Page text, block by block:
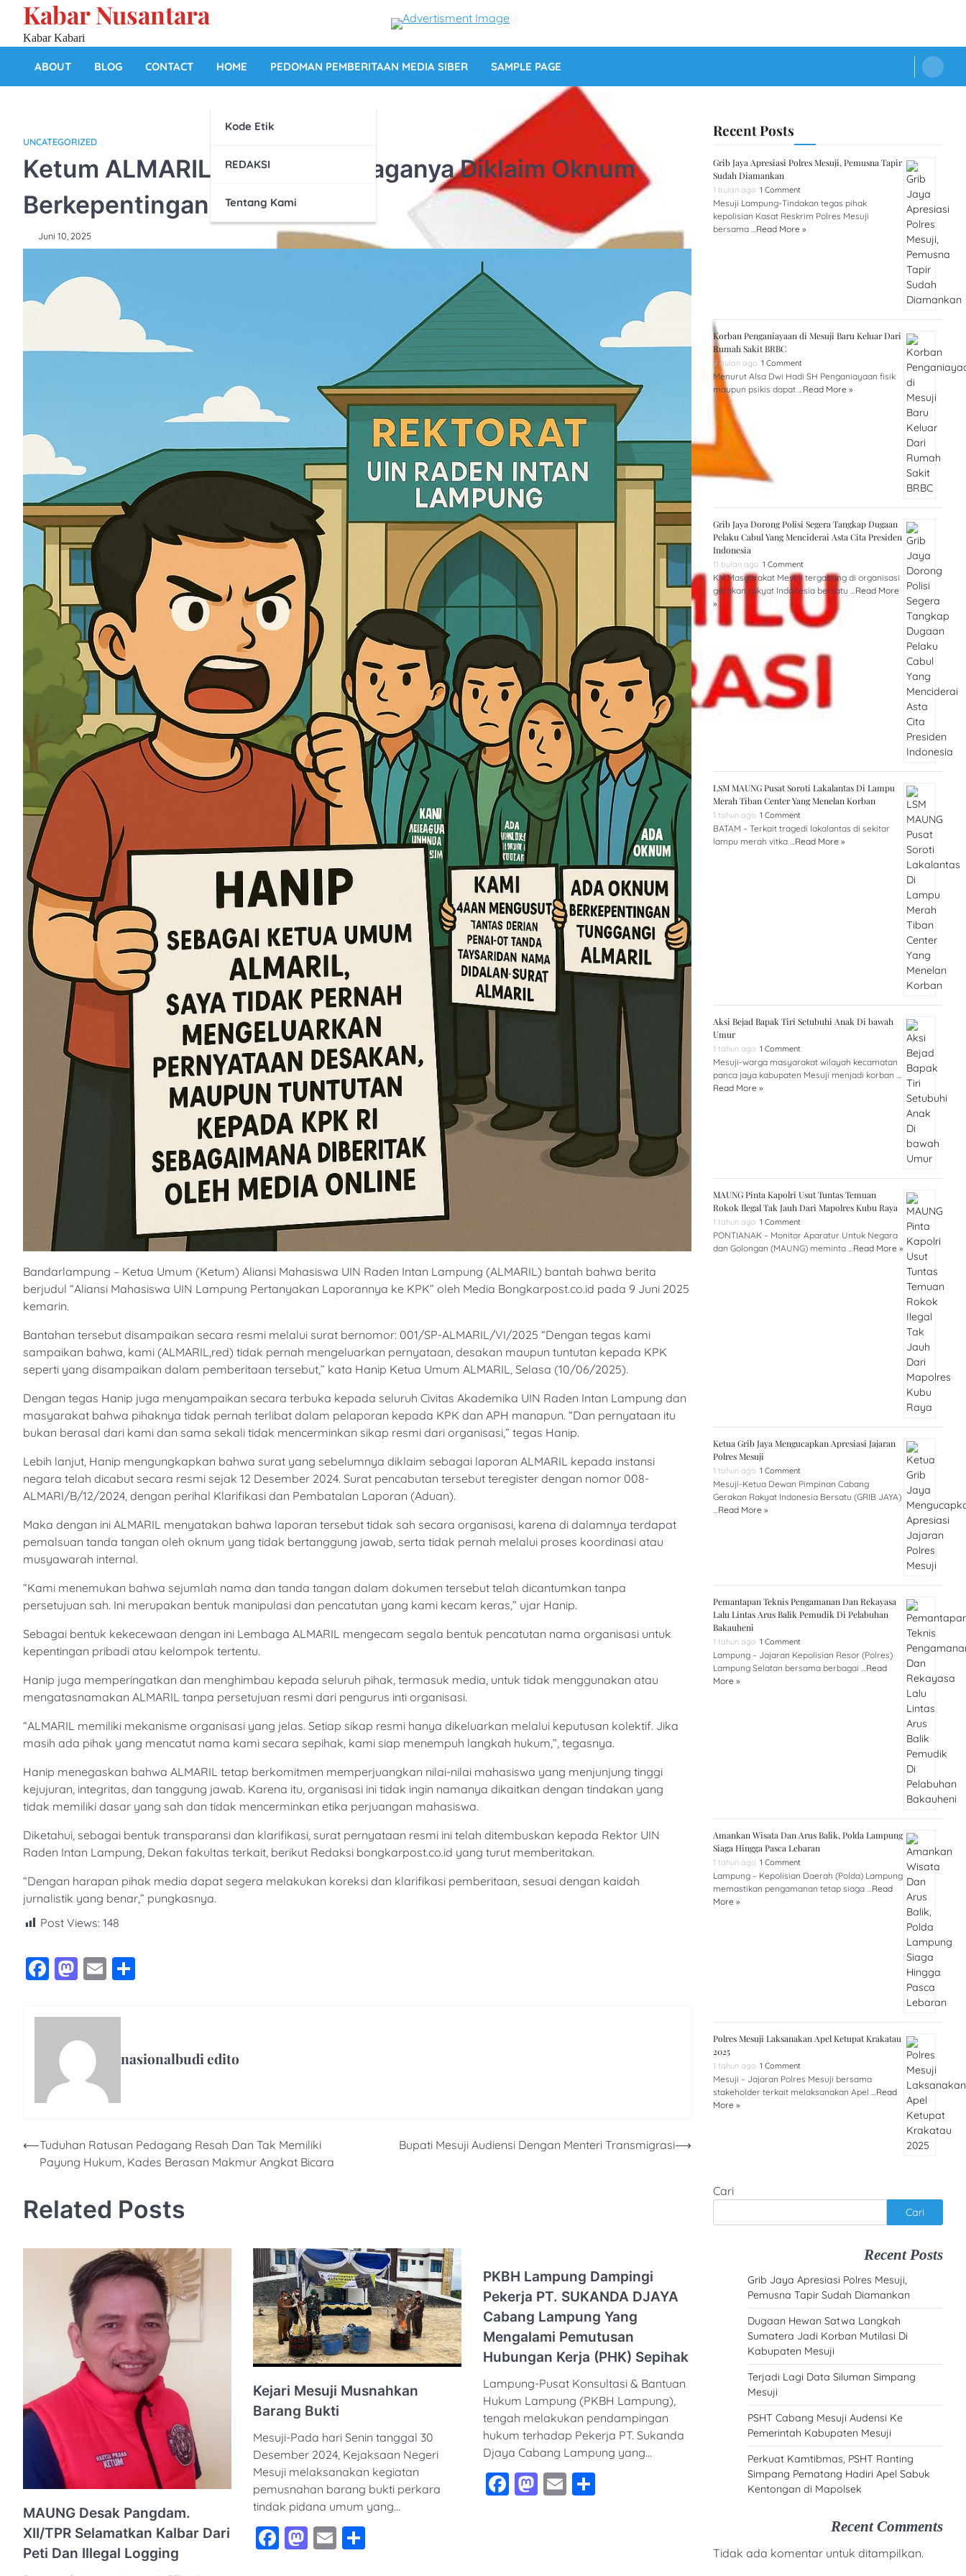
content
Kabar Nusantara
Kabar Kabari
ABOUT BLOG CONTACT HOME
Kode Etik
REDAKSI
Tentang Kami
PEDOMAN PEMBERITAAN MEDIA SIBER SAMPLE PAGE
UNCATEGORIZED
Ketum ALMARIL Geram, Lembaganya Diklaim Oknum
Berkepentingan
Juni 10, 2025
Bandarlampung – Ketua Umum (Ketum) Aliansi Mahasiswa UIN Raden Intan Lampung (ALMARIL) bantah bahwa berita
berjudul “Aliansi Mahasiswa UIN Lampung Pertanyakan Laporannya ke KPK” oleh Media Bongkarpost.co.id pada 9 Juni 2025
kemarin.
Bantahan tersebut disampaikan secara resmi melalui surat bernomor: 001/SP-ALMARIL/VI/2025 “Dengan tegas kami
sampaikan bahwa, kami (ALMARIL,red) tidak pernah mengeluarkan pernyataan, desakan maupun tuntutan kepada KPK
seperti yang disampaikan dalam pemberitaan tersebut,” kata Hanip Ketua Umum ALMARIL, Selasa (10/06/2025).
Dengan tegas Hanip juga menyampaikan secara terbuka kepada seluruh Civitas Akademika UIN Raden Intan Lampung dan
masyarakat bahwa pihaknya tidak pernah terlibat dalam pelaporan kepada KPK dan APH manapun. “Dan pernyataan itu
bukan berasal dari kami dan sama sekali tidak mencerminkan sikap resmi dari organisasi,” tegas Hanip.
Lebih lanjut, Hanip mengungkapkan bahwa surat yang sebelumnya diklaim sebagai laporan ALMARIL kepada instansi
negara telah dicabut secara resmi sejak 12 Desember 2024. Surat pencabutan tersebut teregister dengan nomor 008-
ALMARI/B/12/2024, dengan perihal Klarifikasi dan Pembatalan Laporan (Aduan).
Maka dengan ini ALMARIL menyatakan bahwa laporan tersebut tidak sah secara organisasi, karena di dalamnya terdapat
pemalsuan tanda tangan oleh oknum yang tidak bertanggung jawab, serta tidak pernah melalui proses koordinasi atau
musyawarah internal.
“Kami menemukan bahwa sejumlah nama dan tanda tangan dalam dokumen tersebut telah dicantumkan tanpa
persetujuan sah. Ini merupakan bentuk manipulasi dan pencatutan yang kami kecam keras,” ujar Hanip.
Sebagai bentuk kekecewaan dengan ini Lembaga ALMARIL mengecam segala bentuk pencatutan nama organisasi untuk
kepentingan pribadi atau kelompok tertentu.
Hanip juga memperingatkan dan menghimbau kepada seluruh pihak, termasuk media, untuk tidak menggunakan atau
mengatasnamakan ALMARIL tanpa persetujuan resmi dari pengurus inti organisasi.
“ALMARIL memiliki mekanisme organisasi yang jelas. Setiap sikap resmi hanya dikeluarkan melalui keputusan kolektif. Jika
masih ada pihak yang mencatut nama kami secara sepihak, kami siap menempuh langkah hukum,”, tegasnya.
Hanip menegaskan bahwa ALMARIL tetap berkomitmen memperjuangkan nilai-nilai mahasiswa yang menjunjung tinggi
kejujuran, integritas, dan tanggung jawab. Karena itu, organisasi ini tidak ingin namanya dikaitkan dengan tindakan yang
tidak memiliki dasar yang sah dan tidak mencerminkan etika perjuangan mahasiswa.
Diketahui, sebagai bentuk transparansi dan klarifikasi, surat pernyataan resmi ini telah ditembuskan kepada Rektor UIN
Raden Intan Lampung, Dekan fakultas terkait, berikut Redaksi bongkarpost.co.id yang turut memberitakan.
“Dengan harapan pihak media dapat segera melakukan koreksi dan klarifikasi pemberitaan, sesuai dengan kaidah
jurnalistik yang benar,” pungkasnya.
Post Views: 148
Facebook
Mastodon
Email
nasionalbudi edito
Navigasi
pos
⟵Tuduhan Ratusan Pedagang Resah Dan Tak Memiliki
Payung Hukum, Kades Berasan Makmur Angkat Bicara
Bupati Mesuji Audiensi Dengan Menteri Transmigrasi⟶
Related Posts
MAUNG Desak Pangdam.
XII/TPR Selamatkan Kalbar Dari
Peti Dan Illegal Logging
Kejari Mesuji Musnahkan
Barang Bukti
Mesuji-Pada hari Senin tanggal 30
Desember 2024, Kejaksaan Negeri
Mesuji melaksanakan kegiatan
pemusnahan barang bukti perkara
tindak pidana umum yang…
Facebook
Mastodon
Email
PKBH Lampung Dampingi
Pekerja PT. SUKANDA DJAYA
Cabang Lampung Yang
Mengalami Pemutusan
Hubungan Kerja (PHK) Sepihak
Lampung-Pusat Konsultasi & Bantuan
Hukum Lampung (PKBH Lampung),
tengah melakukan pendampingan
hukum terhadap Pekerja PT. Sukanda
Djaya Cabang Lampung yang…
Facebook
Mastodon
Email
Recent Posts
Grib Jaya Apresiasi Polres Mesuji, Pemusna Tapir
Sudah Diamankan
1 bulan ago 1 Comment
Mesuji Lampung-Tindakan tegas pihak
kepolisian Kasat Reskrim Polres Mesuji
bersama …Read More »
Korban Penganiayaan di Mesuji Baru Keluar Dari
Rumah Sakit BRBC
9 bulan ago 1 Comment
Menurut Alsa Dwi Hadi SH Penganiayaan fisik
maupun psikis dapat …Read More »
Grib Jaya Dorong Polisi Segera Tangkap Dugaan
Pelaku Cabul Yang Menciderai Asta Cita Presiden
Indonesia
11 bulan ago 1 Comment
KN Masyarakat Mesuji tergabung di organisasi
gerakan rakyat Indonesia bersatu …Read More
»
LSM MAUNG Pusat Soroti Lakalantas Di Lampu
Merah Tiban Center Yang Menelan Korban
1 tahun ago 1 Comment
BATAM – Terkait tragedi lakalantas di sekitar
lampu merah vitka …Read More »
Aksi Bejad Bapak Tiri Setubuhi Anak Di bawah
Umur
1 tahun ago 1 Comment
Mesuji-warga masyarakat wilayah kecamatan
panca jaya kabupaten Mesuji menjadi korban …
Read More »
MAUNG Pinta Kapolri Usut Tuntas Temuan
Rokok Ilegal Tak Jauh Dari Mapolres Kubu Raya
1 tahun ago 1 Comment
PONTIANAK – Monitor Aparatur Untuk Negara
dan Golongan (MAUNG) meminta …Read More »
Ketua Grib Jaya Mengucapkan Apresiasi Jajaran
Polres Mesuji
1 tahun ago 1 Comment
Mesuji-Ketua Dewan Pimpinan Cabang
Gerakan Rakyat Indonesia Bersatu (GRIB JAYA)
…Read More »
Pemantapan Teknis Pengamanan Dan Rekayasa
Lalu Lintas Arus Balik Pemudik Di Pelabuhan
Bakauheni
1 tahun ago 1 Comment
Lampung – Jajaran Kepolisian Resor (Polres)
Lampung Selatan bersama berbagai …Read
More »
Amankan Wisata Dan Arus Balik, Polda Lampung
Siaga Hingga Pasca Lebaran
1 tahun ago 1 Comment
Lampung – Kepolisian Daerah (Polda) Lampung
memastikan pengamanan tetap siaga …Read
More »
Polres Mesuji Laksanakan Apel Ketupat Krakatau
2025
1 tahun ago 1 Comment
Mesuji – Jajaran Polres Mesuji bersama
stakeholder terkait melaksanakan Apel …Read
More »
Cari
Cari
Recent Posts
Grib Jaya Apresiasi Polres Mesuji,
Pemusna Tapir Sudah Diamankan
Dugaan Hewan Satwa Langkah
Sumatera Jadi Korban Mutilasi Di
Kabupaten Mesuji
Terjadi Lagi Data Siluman Simpang
Mesuji
PSHT Cabang Mesuji Audensi Ke
Pemerintah Kabupaten Mesuji
Perkuat Kamtibmas, PSHT Ranting
Simpang Pematang Hadiri Apel Sabuk
Kentongan di Mapolsek
Recent Comments
Tidak ada komentar untuk ditampilkan.